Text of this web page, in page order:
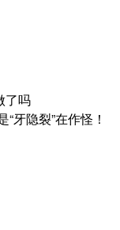
了吗
牙隐裂”在作怪！